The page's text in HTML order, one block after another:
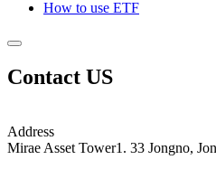
How to use ETF
Contact US
Address
Mirae Asset Tower1. 33 Jongno,